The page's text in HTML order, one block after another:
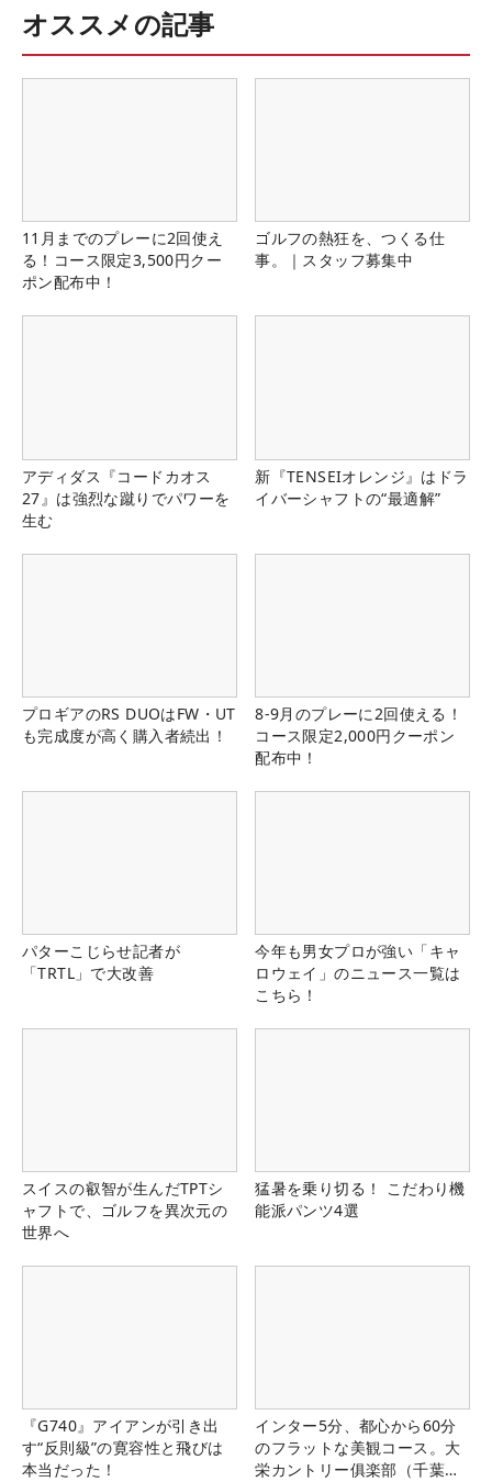
オススメの記事
11月までのプレーに2回使え
る！コース限定3,500円クー
ポン配布中！
ゴルフの熱狂を、つくる仕
事。｜スタッフ募集中
アディダス『コードカオス
27』は強烈な蹴りでパワーを
生む
新『TENSEIオレンジ』はドラ
イバーシャフトの“最適解”
プロギアのRS DUOはFW・UT
も完成度が高く購入者続出！
8-9月のプレーに2回使える！
コース限定2,000円クーポン
配布中！
パターこじらせ記者が
「TRTL」で大改善
今年も男女プロが強い「キャ
ロウェイ」のニュース一覧は
こちら！
スイスの叡智が生んだTPTシ
ャフトで、ゴルフを異次元の
世界へ
猛暑を乗り切る！ こだわり機
能派パンツ4選
『G740』アイアンが引き出
す“反則級”の寛容性と飛びは
本当だった！
インター5分、都心から60分
のフラットな美観コース。大
栄カントリー俱楽部（千葉